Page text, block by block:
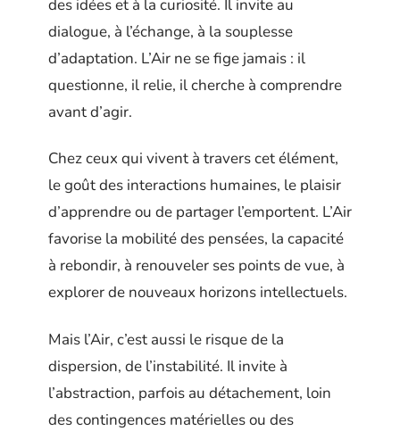
des idées et à la curiosité. Il invite au
dialogue, à l’échange, à la souplesse
d’adaptation. L’Air ne se fige jamais : il
questionne, il relie, il cherche à comprendre
avant d’agir.
Chez ceux qui vivent à travers cet élément,
le goût des interactions humaines, le plaisir
d’apprendre ou de partager l’emportent. L’Air
favorise la mobilité des pensées, la capacité
à rebondir, à renouveler ses points de vue, à
explorer de nouveaux horizons intellectuels.
Mais l’Air, c’est aussi le risque de la
dispersion, de l’instabilité. Il invite à
l’abstraction, parfois au détachement, loin
des contingences matérielles ou des